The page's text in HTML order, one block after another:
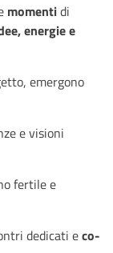
momentidi
energie e
emergono
e visioni
fertile e
dedicati eco-